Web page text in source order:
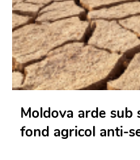
Moldova arde sub
fond agricol anti-